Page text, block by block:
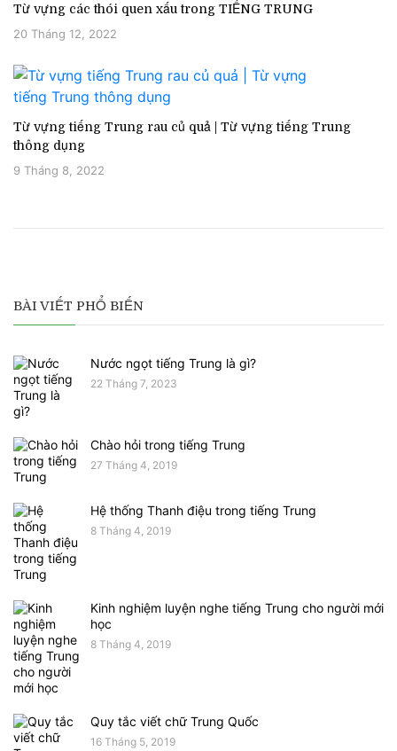
Từ vựng các thói quen xấu trong TIẾNG TRUNG
20 Tháng 12, 2022
Từ vựng tiếng Trung rau củ quả | Từ vựng tiếng Trung
thông dụng
9 Tháng 8, 2022
BÀI VIẾT PHỔ BIẾN
Nước ngọt tiếng Trung là gì?
22 Tháng 7, 2023
Chào hỏi trong tiếng Trung
27 Tháng 4, 2019
Hệ thống Thanh điệu trong tiếng Trung
8 Tháng 4, 2019
Kinh nghiệm luyện nghe tiếng Trung cho người mới
học
8 Tháng 4, 2019
Quy tắc viết chữ Trung Quốc
16 Tháng 5, 2019